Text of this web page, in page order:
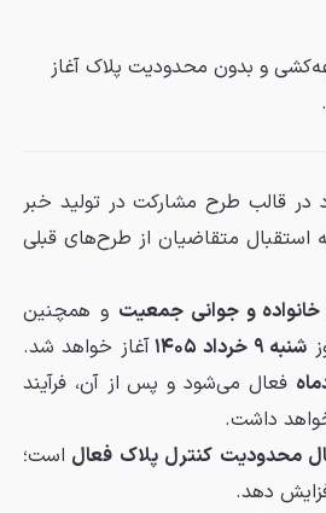
و بدون محدودیت پلاک آغاز
در قالب طرح مشارکت در تولید خبر
استقبال متقاضیان از طرح‌های قبلی
و جوانی جمعیت و همچنین
شنبه ۹ خرداد ۱۴۰۵
آغاز خواهد شد.
فعال می‌شود و پس از آن، فرآیند
داشت.
محدودیت کنترل پلاک فعال است؛
دهد.